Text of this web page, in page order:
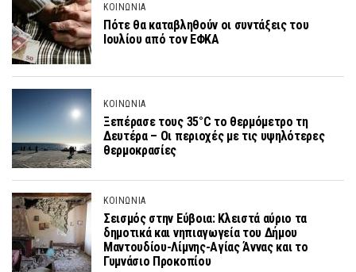
ΚΟΙΝΩΝΙΑ
Πότε θα καταβληθούν οι συντάξεις του
Ιουλίου από τον ΕΦΚΑ
ΚΟΙΝΩΝΙΑ
Ξεπέρασε τους 35°C το θερμόμετρο τη
Δευτέρα – Οι περιοχές με τις υψηλότερες
θερμοκρασίες
ΚΟΙΝΩΝΙΑ
Σεισμός στην Εύβοια: Κλειστά αύριο τα
δημοτικά και νηπιαγωγεία του Δήμου
Μαντουδίου-Λίμνης-Αγίας Άννας και το
Γυμνάσιο Προκοπίου